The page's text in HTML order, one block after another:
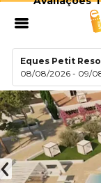
Eques Petit
08/08/2026 - 09/